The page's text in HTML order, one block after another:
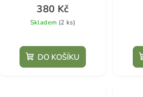
380 Kč
Skladem (2 ks)
DO KOŠÍKU